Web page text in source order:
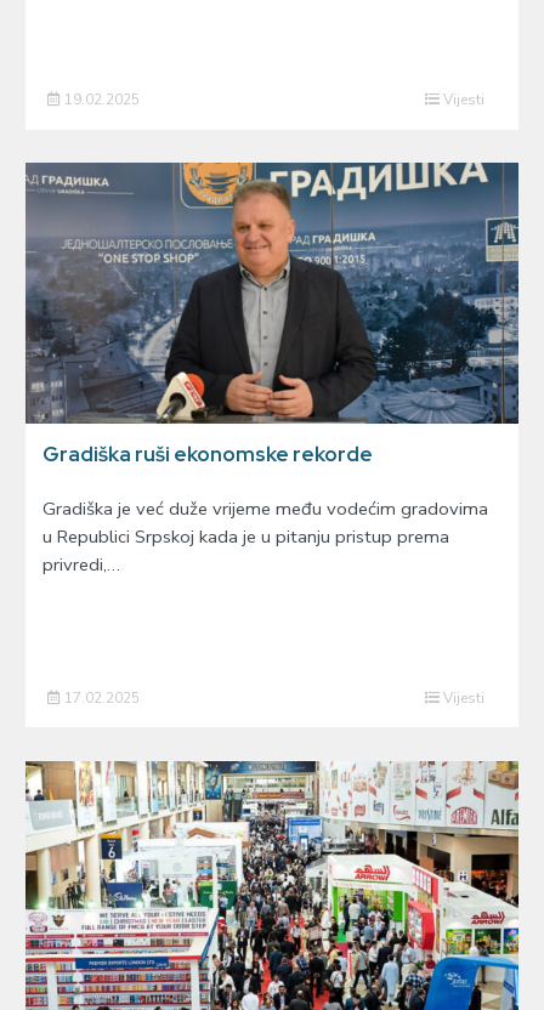
19.02.2025 Vijesti
Gradiška ruši ekonomske rekorde
Gradiška je već duže vrijeme među vodećim gradovima
u Republici Srpskoj kada je u pitanju pristup prema
privredi,…
17.02.2025 Vijesti